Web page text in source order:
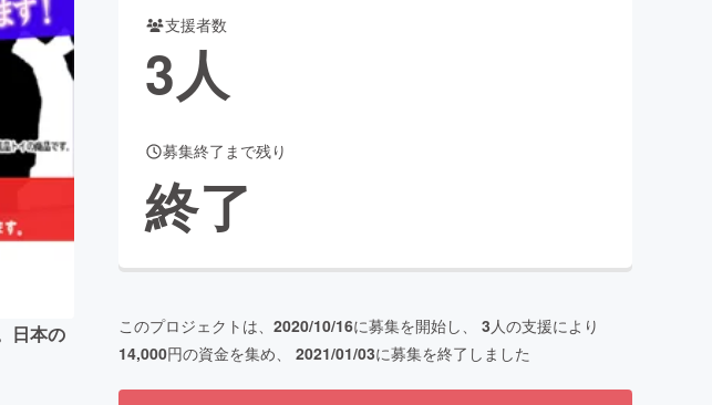
ビューティー・ヘルスケア
Creation
日本の
支援者数
3人
募集終了まで残り
終了
このプロジェクトは、 2020/10/16に募集を開始し、 3人の支援により
14,000円の資金を集め、 2021/01/03に募集を終了しました